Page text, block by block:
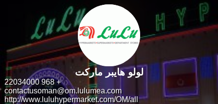
+ 968 22034000
contactusoman@om.lulumea.com
http://www.luluhypermarket.com/OM/all
لولو هايبر ماركت